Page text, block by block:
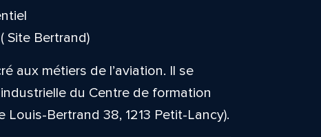
Site Bertrand)
aux métiers de l’aviation. Il se
du Centre de formation
Bertrand 38, 1213 Petit-Lancy).